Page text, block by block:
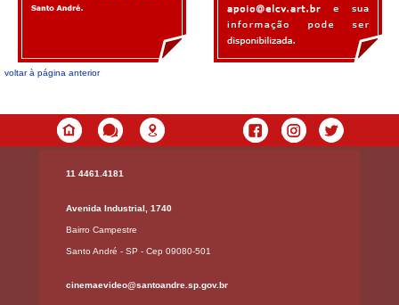
voltar à página anterior
11 4461.4181
Avenida Industrial, 1740
Bairro Campestre
Santo André - SP - Cep 09080-501
cinemaevideo@santoandre.sp.gov.br